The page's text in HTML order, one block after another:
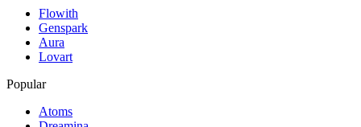
Flowith
Genspark
Aura
Lovart
Popular
Atoms